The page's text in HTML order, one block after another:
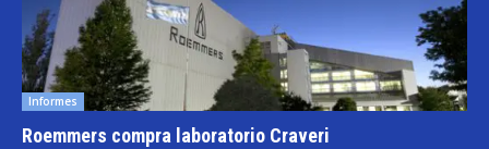
Informes
Roemmers compra laboratorio Craveri